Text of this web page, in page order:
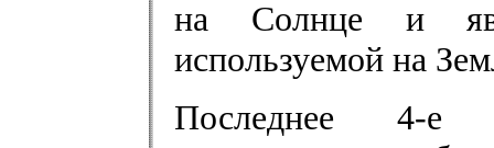
на Солнце и
используемой на
Последнее 4-е